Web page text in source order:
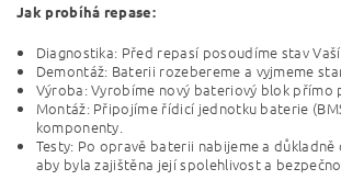
Jak probíhá repase:
Diagnostika: Před repasí posoudíme stav
Demontáž: Baterii rozebereme a vyjmeme
Výroba: Vyrobíme nový bateriový blok přímo
Montáž: Připojíme řídicí jednotku baterie
komponenty.
Testy: Po opravě baterii nabijeme a důkladně
aby byla zajištěna její spolehlivost a